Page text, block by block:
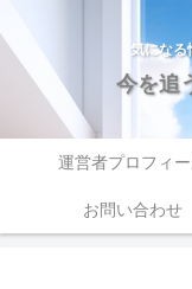
気になる
今を追
運営者プロフィ
お問い合わせ